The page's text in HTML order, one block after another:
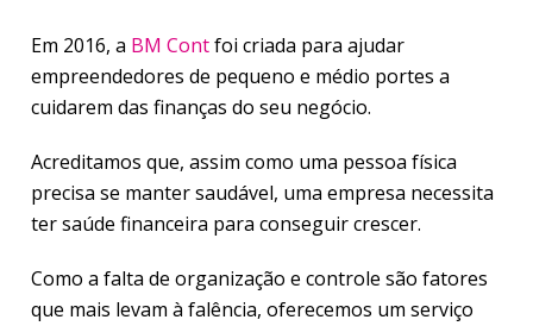
Em 2016, a BM Contfoi criada para ajudar
empreendedores de pequeno e médio portes a
cuidarem das finanças do seu negócio.
Acreditamos que, assim como uma pessoa física
precisa se manter saudável, uma empresa necessita
ter saúde financeira para conseguir crescer.
Como a falta de organização e controle são fatores
que mais levam à falência, oferecemos um serviço